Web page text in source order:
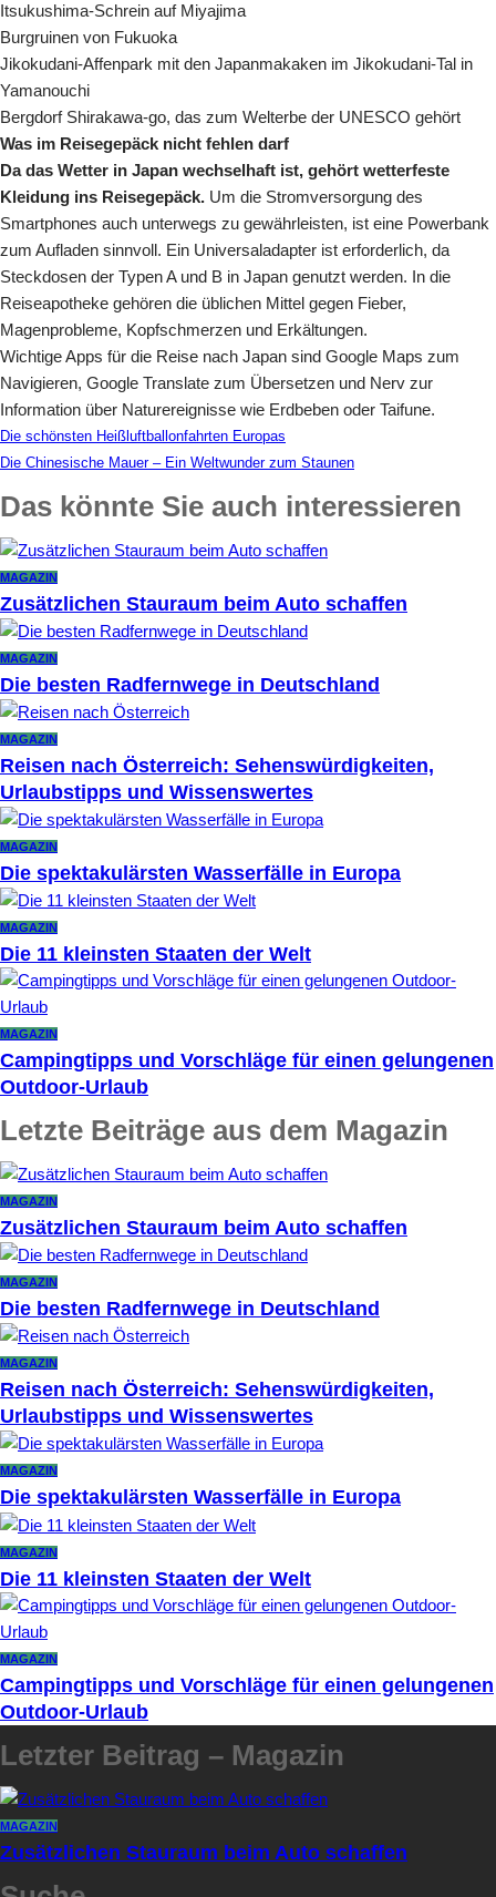
Itsukushima-Schrein auf Miyajima
Burgruinen von Fukuoka
Jikokudani-Affenpark mit den Japanmakaken im Jikokudani-Tal in
Yamanouchi
Bergdorf Shirakawa-go, das zum Welterbe der UNESCO gehört
Was im Reisegepäck nicht fehlen darf
Da das Wetter in Japan wechselhaft ist, gehört wetterfeste
Kleidung ins Reisegepäck. Um die Stromversorgung des
Smartphones auch unterwegs zu gewährleisten, ist eine Powerbank
zum Aufladen sinnvoll. Ein Universaladapter ist erforderlich, da
Steckdosen der Typen A und B in Japan genutzt werden. In die
Reiseapotheke gehören die üblichen Mittel gegen Fieber,
Magenprobleme, Kopfschmerzen und Erkältungen.
Wichtige Apps für die Reise nach Japan sind Google Maps zum
Navigieren, Google Translate zum Übersetzen und Nerv zur
Information über Naturereignisse wie Erdbeben oder Taifune.
Die schönsten Heißluftballonfahrten Europas
Die Chinesische Mauer – Ein Weltwunder zum Staunen
Das könnte Sie auch interessieren
MAGAZIN
Zusätzlichen Stauraum beim Auto schaffen
MAGAZIN
Die besten Radfernwege in Deutschland
MAGAZIN
Reisen nach Österreich: Sehenswürdigkeiten,
Urlaubstipps und Wissenswertes
MAGAZIN
Die spektakulärsten Wasserfälle in Europa
MAGAZIN
Die 11 kleinsten Staaten der Welt
MAGAZIN
Campingtipps und Vorschläge für einen gelungenen
Outdoor-Urlaub
Letzte Beiträge aus dem Magazin
MAGAZIN
Zusätzlichen Stauraum beim Auto schaffen
MAGAZIN
Die besten Radfernwege in Deutschland
MAGAZIN
Reisen nach Österreich: Sehenswürdigkeiten,
Urlaubstipps und Wissenswertes
MAGAZIN
Die spektakulärsten Wasserfälle in Europa
MAGAZIN
Die 11 kleinsten Staaten der Welt
MAGAZIN
Campingtipps und Vorschläge für einen gelungenen
Outdoor-Urlaub
Letzter Beitrag – Magazin
MAGAZIN
Zusätzlichen Stauraum beim Auto schaffen